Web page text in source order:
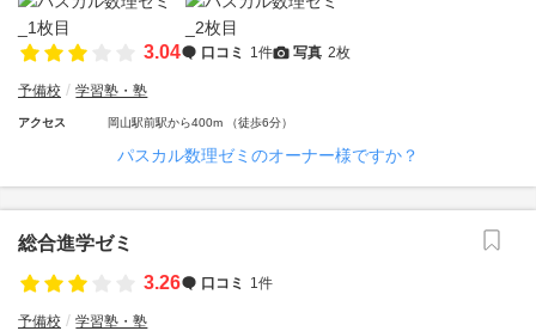
3.04 口コミ 1件 写真 2枚
予備校 学習塾・塾
アクセス 岡山駅前駅から400m （徒歩6分）
パスカル数理ゼミのオーナー様ですか？
総合進学ゼミ
3.26
口コミ 1件
予備校 学習塾・塾